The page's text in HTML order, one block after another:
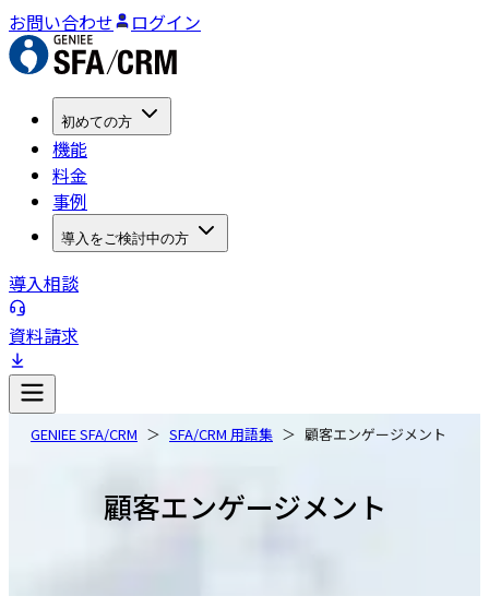
お問い合わせ ログイン
初めての方
機能
料金
事例
導入をご検討中の方
導入相談
資料請求
GENIEE SFA/CRM SFA/CRM 用語集 顧客エンゲージメント
顧客エンゲージメント